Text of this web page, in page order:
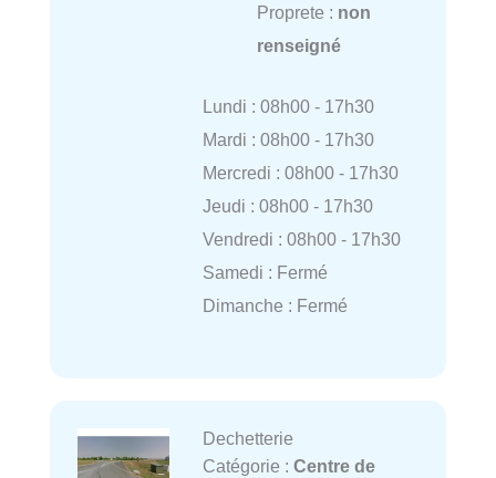
Proprete : non
renseigné
Lundi : 08h00 - 17h30
Mardi : 08h00 - 17h30
Mercredi : 08h00 - 17h30
Jeudi : 08h00 - 17h30
Vendredi : 08h00 - 17h30
Samedi : Fermé
Dimanche : Fermé
Dechetterie
Catégorie : Centre de